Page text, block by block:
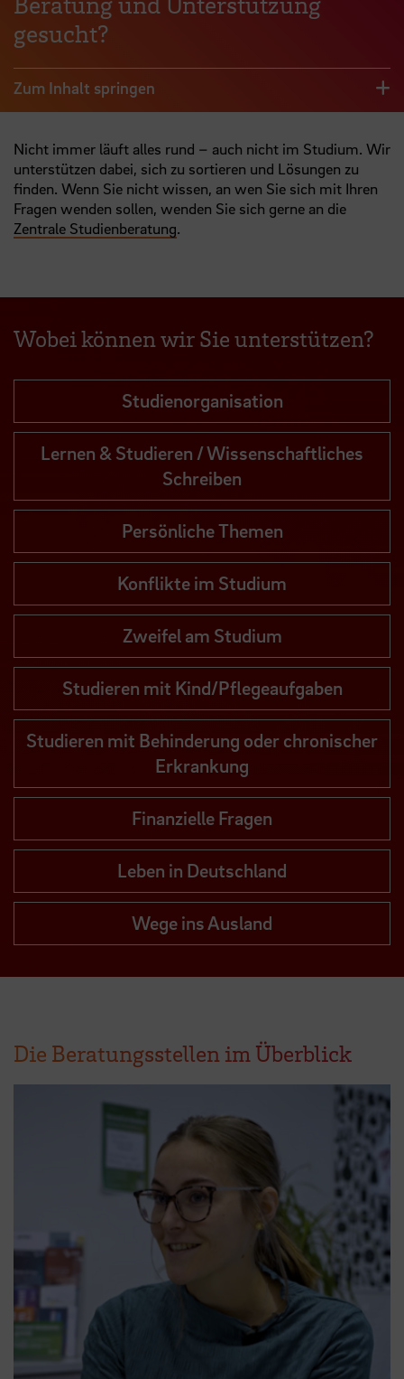
gesucht?
Zum Inhalt springen
Nicht immer läuft alles rund – auch nicht im Studium. Wir
unterstützen dabei, sich zu sortieren und Lösungen zu
finden. Wenn Sie nicht wissen, an wen Sie sich mit Ihren
Fragen wenden sollen, wenden Sie sich gerne an die
Zentrale Studienberatung.
Wobei können wir Sie unterstützen?
Studienorganisation
Lernen & Studieren / Wissenschaftliches
Schreiben
Persönliche Themen
Konflikte im Studium
Zweifel am Studium
Studieren mit Kind/Pflegeaufgaben
Studieren mit Behinderung oder chronischer
Erkrankung
Finanzielle Fragen
Leben in Deutschland
Wege ins Ausland
Die Beratungsstellen im Überblick